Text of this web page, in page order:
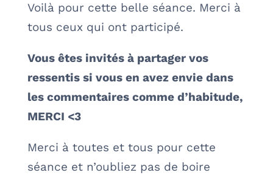
Voilà pour cette belle séance. Merci à
tous ceux qui ont participé.
Vous êtes invités à partager vos
ressentis si vous en avez envie dans
les commentaires comme d’habitude,
MERCI <3
Merci à toutes et tous pour cette
séance et n’oubliez pas de boire